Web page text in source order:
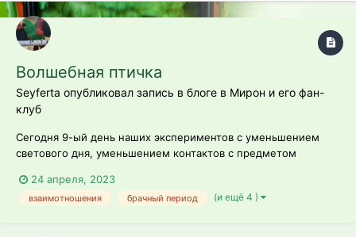
Волшебная птичка
Seyferta опубликовал запись в блоге в Мирон и его фан-
клуб
Сегодня 9-ый день наших экспериментов с уменьшением
светового дня, уменьшением контактов с предметом
запретом на любые действия сексуального характера в мою
сторону. Это работает!?? Ура??? Сегодня утром впервые мой
24 апреля, 2023
взаимотношения брачный период (и ещё 4 )